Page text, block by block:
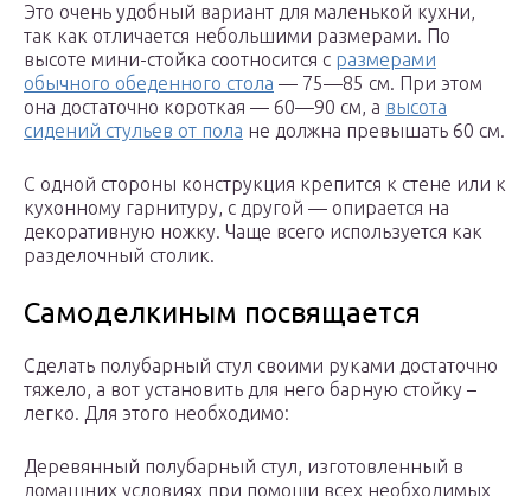
Это очень удобный вариант для маленькой кухни,
так как отличается небольшими размерами. По
высоте мини-стойка соотносится с размерами
обычного обеденного стола — 75—85 см. При этом
она достаточно короткая — 60—90 см, а высота
сидений стульев от пола не должна превышать 60 см.
С одной стороны конструкция крепится к стене или к
кухонному гарнитуру, с другой — опирается на
декоративную ножку. Чаще всего используется как
разделочный столик.
Самоделкиным посвящается
Сделать полубарный стул своими руками достаточно
тяжело, а вот установить для него барную стойку –
легко. Для этого необходимо:
Деревянный полубарный стул, изготовленный в
домашних условиях при помощи всех необходимых